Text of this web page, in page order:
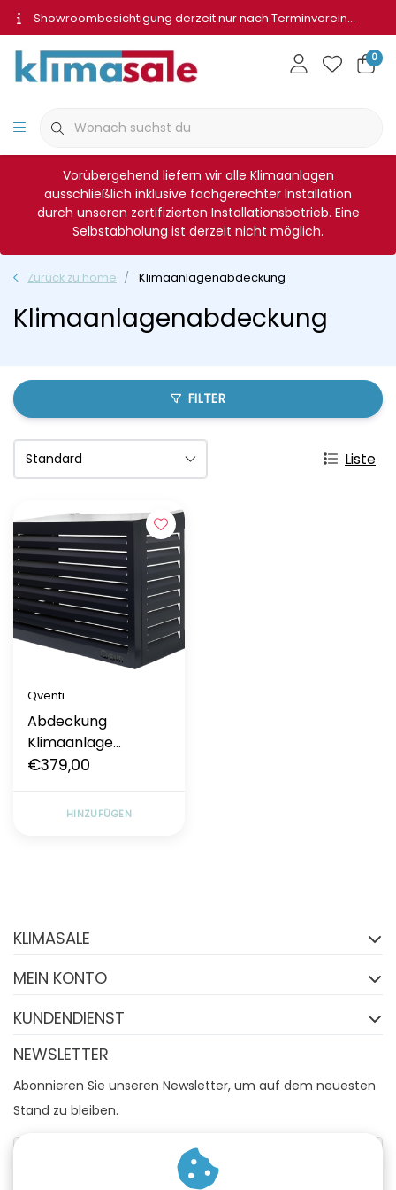
Showroombesichtigung derzeit nur nach Terminvereinbarung
0
Vorübergehend liefern wir alle Klimaanlagen
ausschließlich inklusive fachgerechter Installation
durch unseren zertifizierten Installationsbetrieb. Eine
Selbstabholung ist derzeit nicht möglich.
Zurück zu home Klimaanlagenabdeckung
Klimaanlagenabdeckung
FILTER
Liste
Qventi
Abdeckung
Klimaanlage
schwarz
€379,00
HINZUFÜGEN
KLIMASALE
MEIN KONTO
KUNDENDIENST
NEWSLETTER
Abonnieren Sie unseren Newsletter, um auf dem neuesten
Stand zu bleiben.